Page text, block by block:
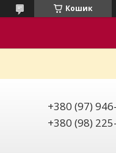
Кошик
+380 (97)
+380 (98)